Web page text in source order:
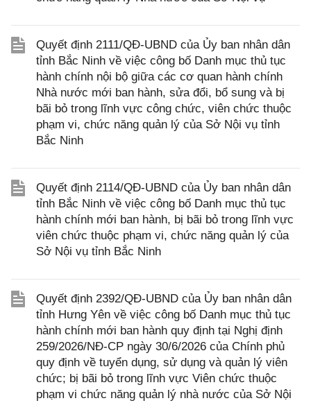
Quyết định 2111/QĐ-UBND của Ủy ban nhân dân
tỉnh Bắc Ninh về việc công bố Danh mục thủ tục
hành chính nội bộ giữa các cơ quan hành chính
Nhà nước mới ban hành, sửa đổi, bổ sung và bị
bãi bỏ trong lĩnh vực công chức, viên chức thuộc
phạm vi, chức năng quản lý của Sở Nội vụ tỉnh
Bắc Ninh
Quyết định 2114/QĐ-UBND của Ủy ban nhân dân
tỉnh Bắc Ninh về việc công bố Danh mục thủ tục
hành chính mới ban hành, bị bãi bỏ trong lĩnh vực
viên chức thuộc phạm vi, chức năng quản lý của
Sở Nội vụ tỉnh Bắc Ninh
Quyết định 2392/QĐ-UBND của Ủy ban nhân dân
tỉnh Hưng Yên về việc công bố Danh mục thủ tục
hành chính mới ban hành quy định tại Nghị định
259/2026/NĐ-CP ngày 30/6/2026 của Chính phủ
quy định về tuyển dụng, sử dụng và quản lý viên
chức; bị bãi bỏ trong lĩnh vực Viên chức thuộc
phạm vi chức năng quản lý nhà nước của Sở Nội